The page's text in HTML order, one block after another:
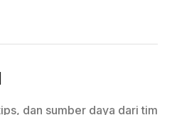
dan sumber daya dari tim